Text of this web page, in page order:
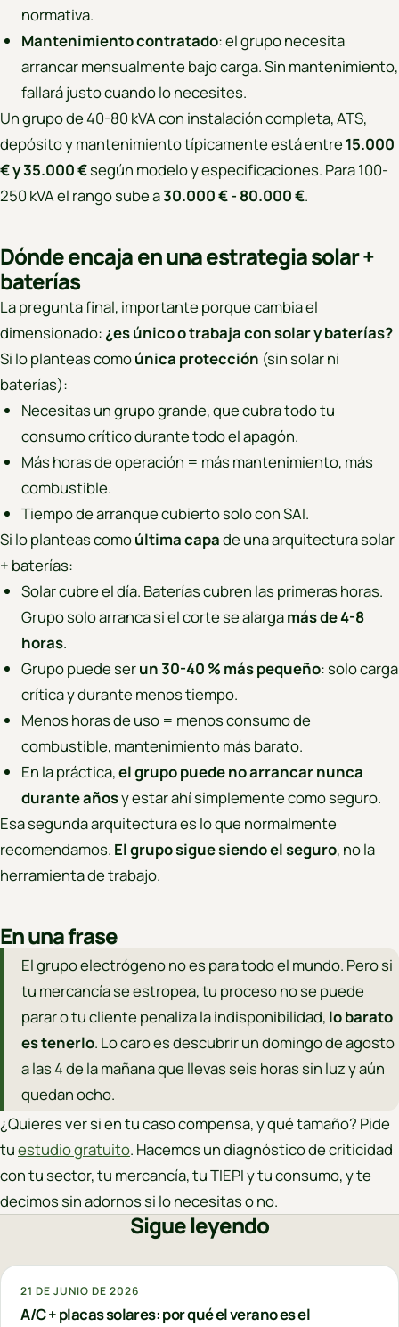
normativa.
Mantenimiento contratado: el grupo necesita
arrancar mensualmente bajo carga. Sin mantenimiento,
fallará justo cuando lo necesites.
Un grupo de 40-80 kVA con instalación completa, ATS,
depósito y mantenimiento típicamente está entre 15.000
€ y 35.000 €según modelo y especificaciones. Para 100-
250 kVA el rango sube a30.000 € - 80.000 €.
Dónde encaja en una estrategia solar +
baterías
La pregunta final, importante porque cambia el
dimensionado:¿es único o trabaja con solar y baterías?
Si lo planteas comoúnica protección (sin solar ni
baterías):
Necesitas un grupo grande, que cubra todo tu
consumo crítico durante todo el apagón.
Más horas de operación = más mantenimiento, más
combustible.
Tiempo de arranque cubierto solo con SAI.
Si lo planteas comoúltima capade una arquitectura solar
+ baterías:
Solar cubre el día. Baterías cubren las primeras horas.
Grupo solo arranca si el corte se alargamás de 4-8
horas.
Grupo puede serun 30-40 % más pequeño: solo carga
crítica y durante menos tiempo.
Menos horas de uso = menos consumo de
combustible, mantenimiento más barato.
En la práctica,el grupo puede no arrancar nunca
durante añosy estar ahí simplemente como seguro.
Esa segunda arquitectura es lo que normalmente
recomendamos. El grupo sigue siendo el seguro, no la
herramienta de trabajo.
En una frase
El grupo electrógeno no es para todo el mundo. Pero si
tu mercancía se estropea, tu proceso no se puede
parar o tu cliente penaliza la indisponibilidad, lo barato
es tenerlo. Lo caro es descubrir un domingo de agosto
a las 4 de la mañana que llevas seis horas sin luz y aún
quedan ocho.
¿Quieres ver si en tu caso compensa, y qué tamaño? Pide
tuestudio gratuito. Hacemos un diagnóstico de criticidad
con tu sector, tu mercancía, tu TIEPI y tu consumo, y te
decimos sin adornos si lo necesitas o no.
Sigue leyendo
21 DE JUNIO DE 2026
A/C + placas solares: por qué el verano es el